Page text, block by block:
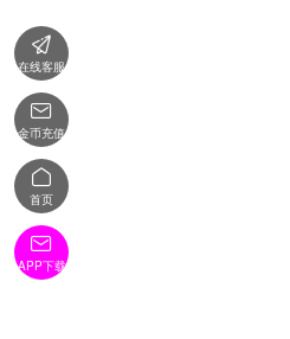

在线客服

金币充值

首页

APP下载